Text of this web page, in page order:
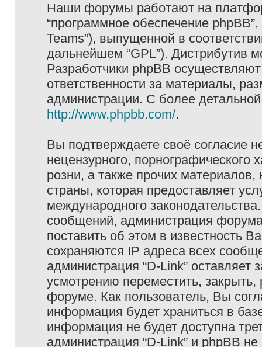
Наши форумы работают на
“программное обеспечение
Teams”), выпущенной в
дальнейшем “GPL”). Дистрибутив
Разработчики phpBB
ответственности за материалы,
администрации. С более
http://www.phpbb.com/.
Вы подтверждаете своё согласие
нецензурного, порнографического
розни, а также прочих
страны, которая предоставляет
международного
сообщений, администрация
поставить об этом в известность
сохраняются IP адреса всех
администрация “D-Link”
усмотрению переместить,
форуме. Как пользователь, Вы
информация будет храниться в
информация не будет доступна
администрация “D-Link” и phpBB